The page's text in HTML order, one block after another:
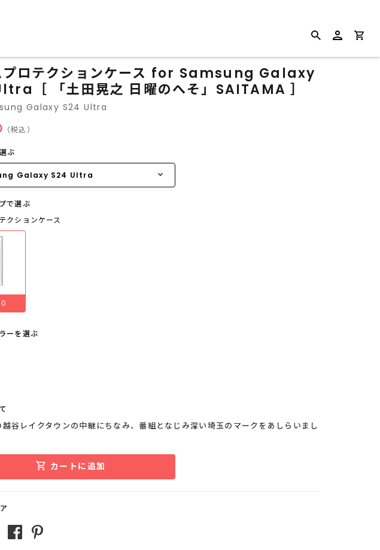
プロテクションケース for Samsung Galaxy
［ 「土田晃之 日曜のへそ」SAITAMA ］
Galaxy S24 Ultra
（税込）
ぶ
で選ぶ
クションケース
ーを選ぶ
越谷レイクタウンの中継にちなみ、番組となじみ深い埼玉のマークをあしらいまし
カートに追加